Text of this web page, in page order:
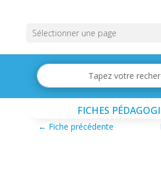
Sélectionner une page
FICHES
← Fiche précédente